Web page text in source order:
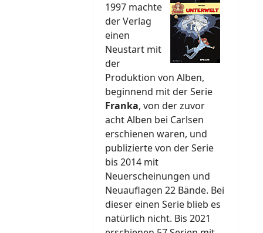
1997 machte
der Verlag
einen
Neustart mit
der
Produktion von Alben,
beginnend mit der Serie
Franka, von der zuvor
acht Alben bei Carlsen
erschienen waren, und
publizierte von der Serie
bis 2014 mit
Neuerscheinungen und
Neuauflagen 22 Bände. Bei
dieser einen Serie blieb es
natürlich nicht. Bis 2021